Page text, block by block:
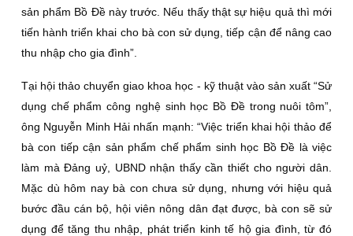
sản phẩm Bồ Ðề này trước. Nếu thấy thật sự hiệu quả thì mới
tiến hành triển khai cho bà con sử dụng, tiếp cận để nâng cao
thu nhập cho gia đình”.
Tại hội thảo chuyển giao khoa học - kỹ thuật vào sản xuất “Sử
dụng chế phẩm công nghệ sinh học Bồ Ðề trong nuôi tôm”,
ông Nguyễn Minh Hải nhấn mạnh: “Việc triển khai hội thảo để
bà con tiếp cận sản phẩm chế phẩm sinh học Bồ Ðề là việc
làm mà Ðảng uỷ, UBND nhận thấy cần thiết cho người dân.
Mặc dù hôm nay bà con chưa sử dụng, nhưng với hiệu quả
bước đầu cán bộ, hội viên nông dân đạt được, bà con sẽ sử
dụng để tăng thu nhập, phát triển kinh tế hộ gia đình, từ đó